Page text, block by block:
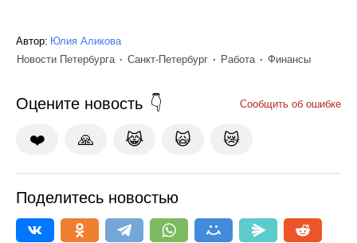
Автор: Юлия Аликова
Новости Петербурга
Санкт-Петербург Работа Финансы
Оцените новость Сообщить об ошибке
❤️ 🙏 😹 🙀 😿
Поделитесь новостью